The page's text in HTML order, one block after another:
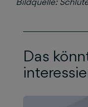
Das